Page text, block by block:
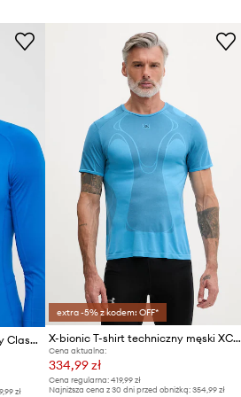
Rossignol longsleeve funkcyjny Classique
zł
extra -5% z kodem: OFF*
X-bionic T-shirt techniczny męski XCEED
Cena aktualna:
334,99 zł
Cena regularna: 419,99 zł
Najniższa cena z 30 dni przed obniżką: 354,99 zł